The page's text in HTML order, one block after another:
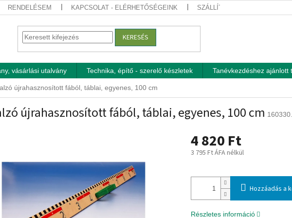
RENDELÉSEM KAPCSOLAT - ELÉRHETŐSÉGEINK SZÁLLÍTÁSI FELTÉTELEK
KERESÉS
vásárlási utalvány Technika, építő - szerelő készletek Tanévkezdéshez ajánlott
újrahasznosított fából, táblai, egyenes, 100 cm
újrahasznosított fából, táblai, egyenes, 100 cm
4 820 Ft
3 795 Ft ÁFA nélkül
Hozzáadás a
Részletes információ